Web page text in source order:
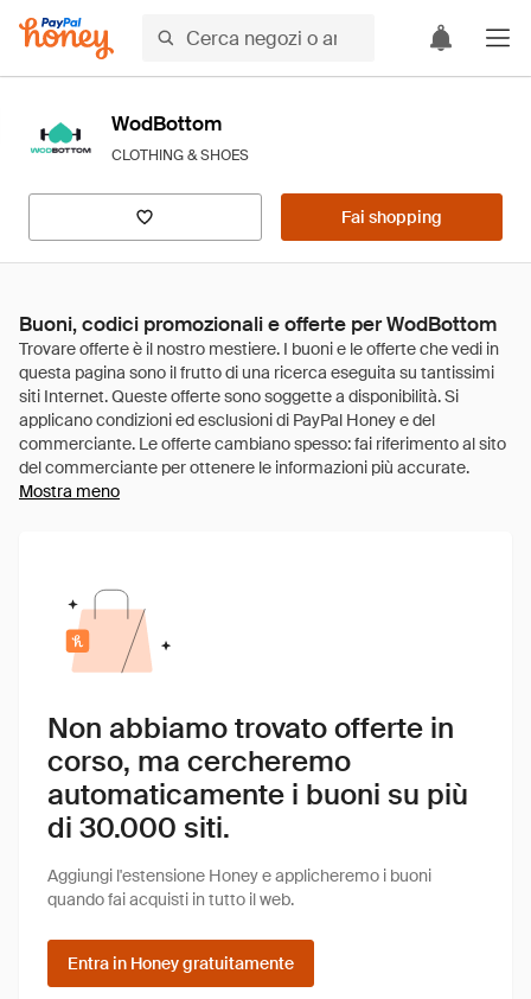
WodBottom
CLOTHING & SHOES
Fai shopping
Buoni, codici promozionali e offerte per WodBottom
Mostra meno
Non abbiamo trovato offerte in
corso, ma cercheremo
automaticamente i buoni su più
di 30.000 siti.
Aggiungi l'estensione Honey e applicheremo i buoni
quando fai acquisti in tutto il web.
Entra in Honey gratuitamente